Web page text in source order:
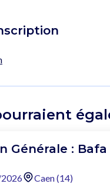
Générale :
Caen (14)